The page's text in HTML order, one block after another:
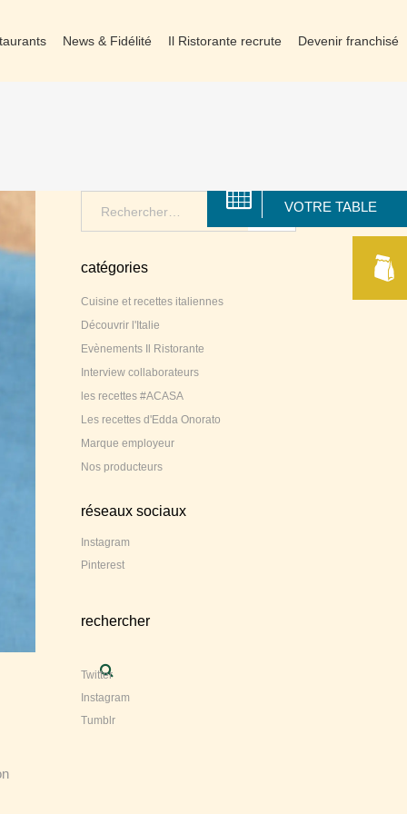
News & Fidélité Il Ristorante recrute Devenir franchisé
catégories
Cuisine et recettes italiennes
Découvrir l'Italie
Evènements Il Ristorante
Interview collaborateurs
les recettes #ACASA
Les recettes d'Edda Onorato
Marque employeur
Nos producteurs
réseaux sociaux
Instagram
Pinterest
rechercher
Twitter
Instagram
Tumblr
VOTRE TABLE